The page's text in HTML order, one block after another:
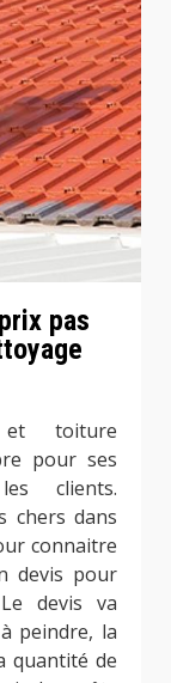
pas
et toiture
pour ses
clients.
chers dans
connaitre
devis pour
devis va
peindre, la
quantité de